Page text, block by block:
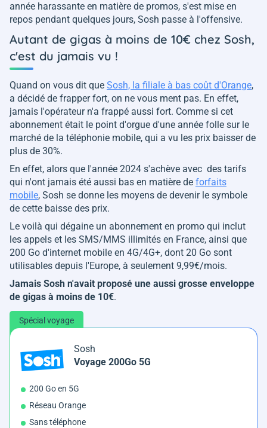
année harassante en matière de promos, s'est mise en
repos pendant quelques jours, Sosh passe à l'offensive.
Autant de gigas à moins de 10€ chez Sosh,
c'est du jamais vu !
Quand on vous dit que Sosh, la filiale à bas coût d'Orange,
a décidé de frapper fort, on ne vous ment pas. En effet,
jamais l'opérateur n'a frappé aussi fort. Comme si cet
abonnement était le point d'orgue d'une année folle sur le
marché de la téléphonie mobile, qui a vu les prix baisser de
plus de 30%.
En effet, alors que l'année 2024 s'achève avec des tarifs
qui n'ont jamais été aussi bas en matière de forfaits
mobile, Sosh se donne les moyens de devenir le symbole
de cette baisse des prix.
Le voilà qui dégaine un abonnement en promo qui inclut
les appels et les SMS/MMS illimités en France, ainsi que
200 Go d'internet mobile en 4G/4G+, dont 20 Go sont
utilisables depuis l'Europe, à seulement 9,99€/mois.
Jamais Sosh n'avait proposé une aussi grosse enveloppe
de gigas à moins de 10€.
Spécial voyage
Sosh
Voyage 200Go 5G
200 Go en 5G
Réseau Orange
Sans téléphone